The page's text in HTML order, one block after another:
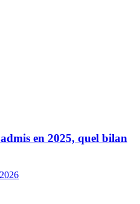
en 2025, quel bilan